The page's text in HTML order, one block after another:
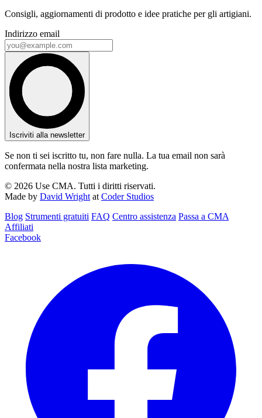
Consigli, aggiornamenti di prodotto e idee pratiche per gli artigiani.
Indirizzo email
Iscriviti alla newsletter
Se non ti sei iscritto tu, non fare nulla. La tua email non sarà
confermata nella nostra lista marketing.
© 2026 Use CMA. Tutti i diritti riservati.
Made by David Wright at Coder Studios
Blog‎ Strumenti gratuiti FAQ Centro assistenza Passa a CMA
Affiliati
Facebook